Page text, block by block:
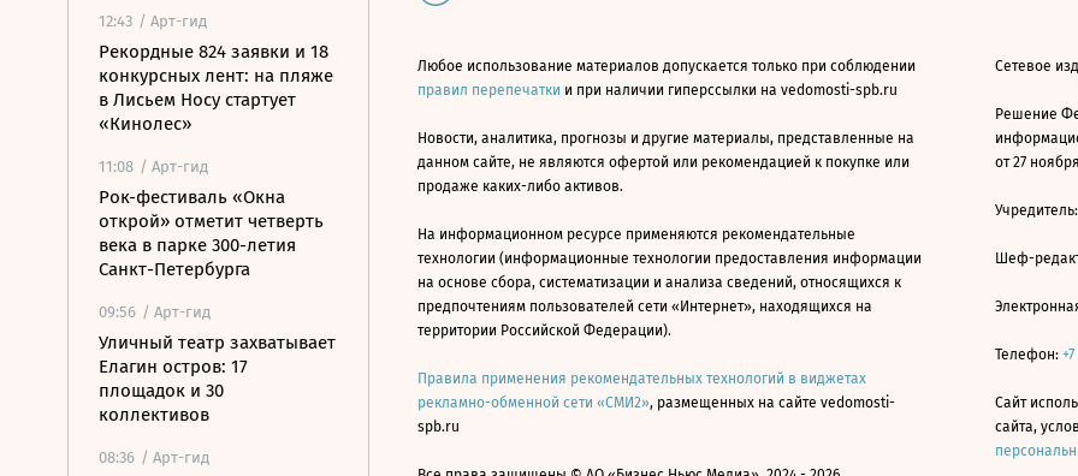
12:43 / Арт-гид
Рекордные 824 заявки и 18
конкурсных лент: на пляже
в Лисьем Носу стартует
«Кинолес»
11:08 / Арт-гид
Рок-фестиваль «Окна
открой» отметит четверть
века в парке 300-летия
Санкт-Петербурга
09:56 / Арт-гид
Уличный театр захватывает
Елагин остров: 17
площадок и 30
коллективов
08:36 / Арт-гид
Любое использование материалов допускается только при соблюдении
правил перепечатки и при наличии гиперссылки на vedomosti-spb.ru
Новости, аналитика, прогнозы и другие материалы, представленные на
данном сайте, не являются офертой или рекомендацией к покупке или
продаже каких-либо активов.
На информационном ресурсе применяются рекомендательные
технологии (информационные технологии предоставления информации
на основе сбора, систематизации и анализа сведений, относящихся к
предпочтениям пользователей сети «Интернет», находящихся на
территории Российской Федерации).
Правила применения рекомендательных технологий в виджетах
рекламно-обменной сети «СМИ2», размещенных на сайте vedomosti-
spb.ru
Сетевое
Решение
от 27
Шеф-
Телефон:
Сайт
сайта,